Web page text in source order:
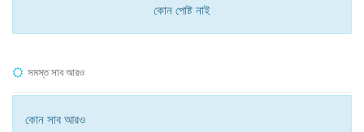
কোন পোষ্ট নাই
সমস্ত সাব আরও
কোন সাব আরও